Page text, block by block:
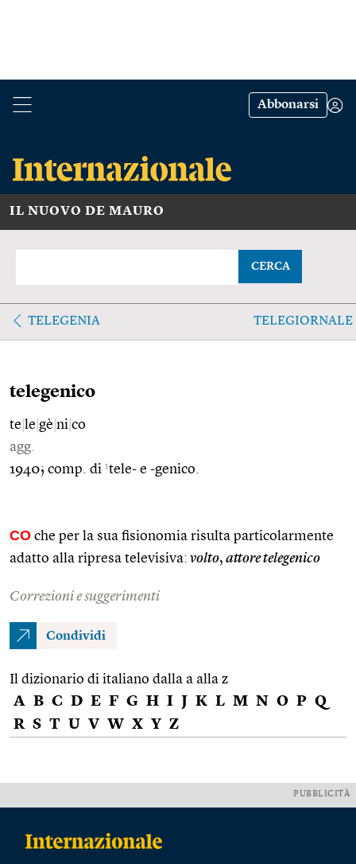
Abbonarsi
IL NUOVO DE MAURO
CERCA
TELEGENIA TELEGIORNALE
telegenico
te le gè ni co
agg.
1940; comp. di 1tele- e -genico.
CO che per la sua fisionomia risulta particolarmente
adatto alla ripresa televisiva: volto, attore telegenico
Correzioni e suggerimenti
Condividi
Il dizionario di italiano dalla a alla z
A B C D E F G H I J K L M N O P Q
R S T U V W X Y Z
PUBBLICITÀ